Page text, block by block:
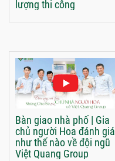
lượng thi công
Bàn giao nhà phố | Gia
chủ người Hoa đánh giá
như thế nào về đội ngũ
Việt Quang Group